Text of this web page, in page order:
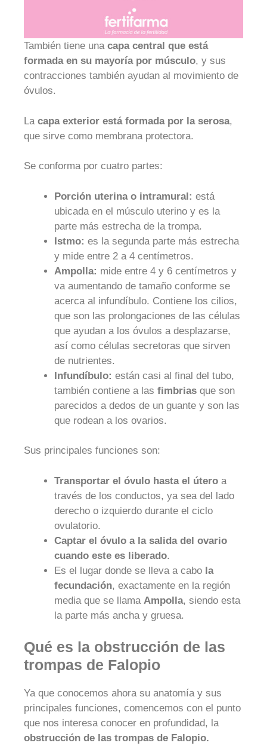
También tiene una capa central que está
formada en su mayoría por músculo, y sus
contracciones también ayudan al movimiento de
óvulos.
La capa exterior está formada por la serosa,
que sirve como membrana protectora.
Se conforma por cuatro partes:
Porción uterina o intramural: está
ubicada en el músculo uterino y es la
parte más estrecha de la trompa.
Istmo: es la segunda parte más estrecha
y mide entre 2 a 4 centímetros.
Ampolla: mide entre 4 y 6 centímetros y
va aumentando de tamaño conforme se
acerca al infundíbulo. Contiene los cilios,
que son las prolongaciones de las células
que ayudan a los óvulos a desplazarse,
así como células secretoras que sirven
de nutrientes.
Infundíbulo: están casi al final del tubo,
también contiene a las fimbrias que son
parecidos a dedos de un guante y son las
que rodean a los ovarios.
Sus principales funciones son:
Transportar el óvulo hasta el útero a
través de los conductos, ya sea del lado
derecho o izquierdo durante el ciclo
ovulatorio.
Captar el óvulo a la salida del ovario
cuando este es liberado.
Es el lugar donde se lleva a cabo la
fecundación, exactamente en la región
media que se llama Ampolla, siendo esta
la parte más ancha y gruesa.
Qué es la obstrucción de las
trompas de Falopio
Ya que conocemos ahora su anatomía y sus
principales funciones, comencemos con el punto
que nos interesa conocer en profundidad, la
obstrucción de las trompas de Falopio.